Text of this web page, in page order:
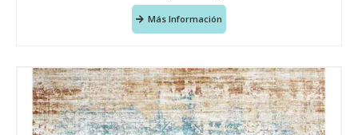
Más Información